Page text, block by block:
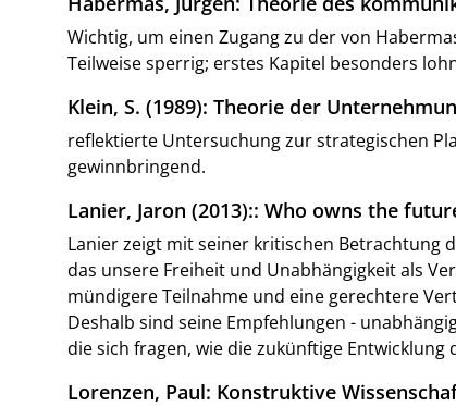
Wichtig, um einen Zugang zu der von
Teilweise sperrig; erstes Kapitel besonders
Klein, S. (1989): Theorie der
reflektierte Untersuchung zur strategischen
gewinnbringend.
Lanier, Jaron (2013):: Who owns the
Lanier zeigt mit seiner kritischen Betrachtung
das unsere Freiheit und Unabhängigkeit als
mündigere Teilnahme und eine gerechtere
Deshalb sind seine Empfehlungen -
die sich fragen, wie die zukünftige
Lorenzen, Paul: Konstruktive